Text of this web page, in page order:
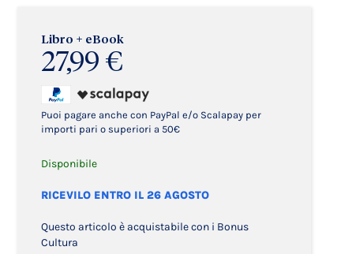
Libro + eBook
27,99 €
Puoi pagare anche con PayPal e/o Scalapay per
importi pari o superiori a 50€
Disponibile
RICEVILO ENTRO IL 26 AGOSTO
Questo articolo è acquistabile con i Bonus
Cultura